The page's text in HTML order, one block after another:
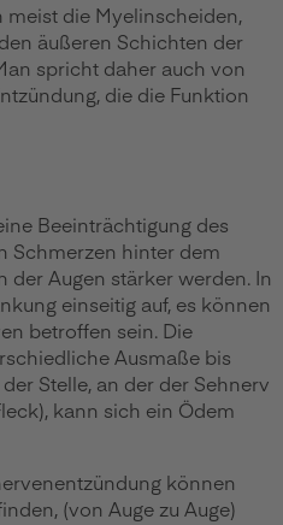
meist die Myelinscheiden,
äußeren Schichten der
spricht daher auch von
die die Funktion
Beeinträchtigung des
Schmerzen hinter dem
der Augen stärker werden. In
einseitig auf, es können
betroffen sein. Die
Ausmaße bis
Stelle, an der der Sehnerv
kann sich ein Ödem
können
(von Auge zu Auge)